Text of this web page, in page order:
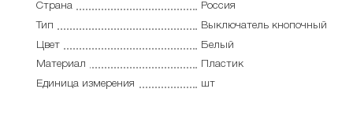
Страна
Россия
Тип
Выключатель кнопочный
Цвет
Белый
Материал
Пластик
Единица измерения
шт